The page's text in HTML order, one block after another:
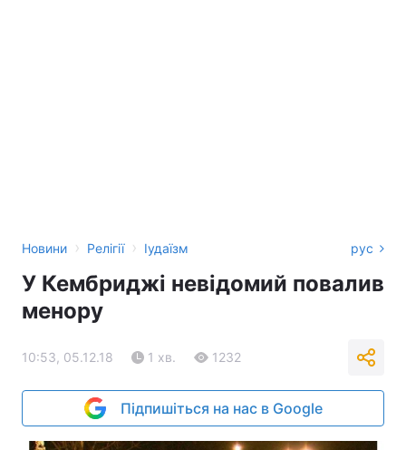
Новини › Релігії › Іудаїзм рус
У Кембриджі невідомий повалив
менору
10:53, 05.12.18 1 хв. 1232
Підпишіться на нас в Google